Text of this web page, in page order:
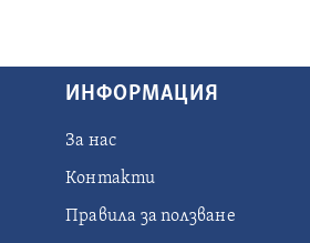
ИНФОРМАЦИЯ
За нас
Контакти
Правила за ползване